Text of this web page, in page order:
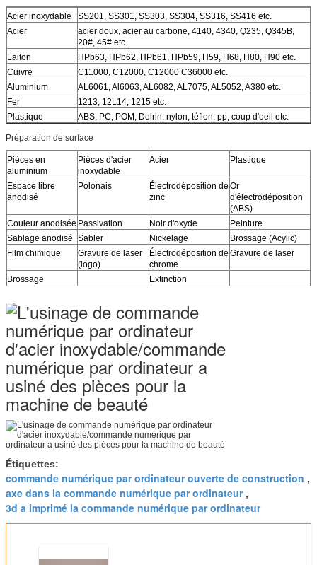
Acier inoxydable
SS201, SS301, SS303, SS304, SS316, SS416 etc.
Acier
acier doux, acier au carbone, 4140, 4340, Q235, Q345B,
20#, 45# etc.
Laiton
HPb63, HPb62, HPb61, HPb59, H59, H68, H80, H90 etc.
Cuivre
C11000, C12000, C12000 C36000 etc.
Aluminium
AL6061, Al6063, AL6082, AL7075, AL5052, A380 etc.
Fer
1213, 12L14, 1215 etc.
Plastique
ABS, PC, POM, Delrin, nylon, téflon, pp, coup d'oeil etc.
Préparation de surface
Pièces en
aluminium
Pièces d'acier
inoxydable
Acier Plastique
Espace libre
anodisé
Polonais
Électrodéposition de
zinc
Or
d'électrodéposition
(ABS)
Couleur anodisée Passivation Noir d'oxyde
Peinture
Sablage anodisé Sabler Nickelage
Brossage (Acylic)
Film chimique
Gravure de laser
(logo)
Électrodéposition de
chrome
Gravure de laser
Brossage
Extinction
Polonais
Traitement
thermique
Chromage
Poudre enduite
Étiquettes:
commande numérique par ordinateur ouverte de construction ,
axe dans la commande numérique par ordinateur,
3d a imprimé la commande numérique par ordinateur